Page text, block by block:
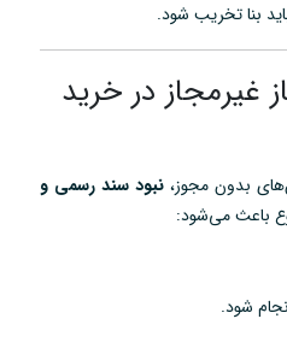
بنا تخریب شود.
غیرمجاز در خرید
بدون مجوز، نبود سند رسمی و
باعث می‌شود:
شود.